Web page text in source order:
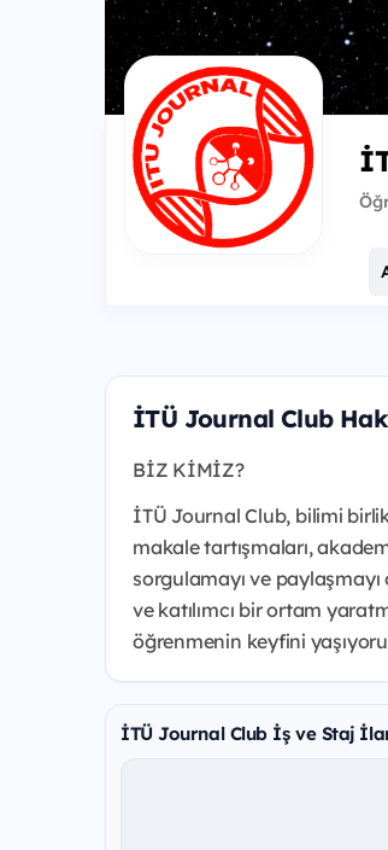
İTÜ Journal Club
BİZ KİMİZ?
İTÜ Journal Club, bilimi
makale tartışmaları,
sorgulamayı ve paylaşmayı
ve katılımcı bir ortam
öğrenmenin keyfini
İTÜ Journal Club İş ve Staj